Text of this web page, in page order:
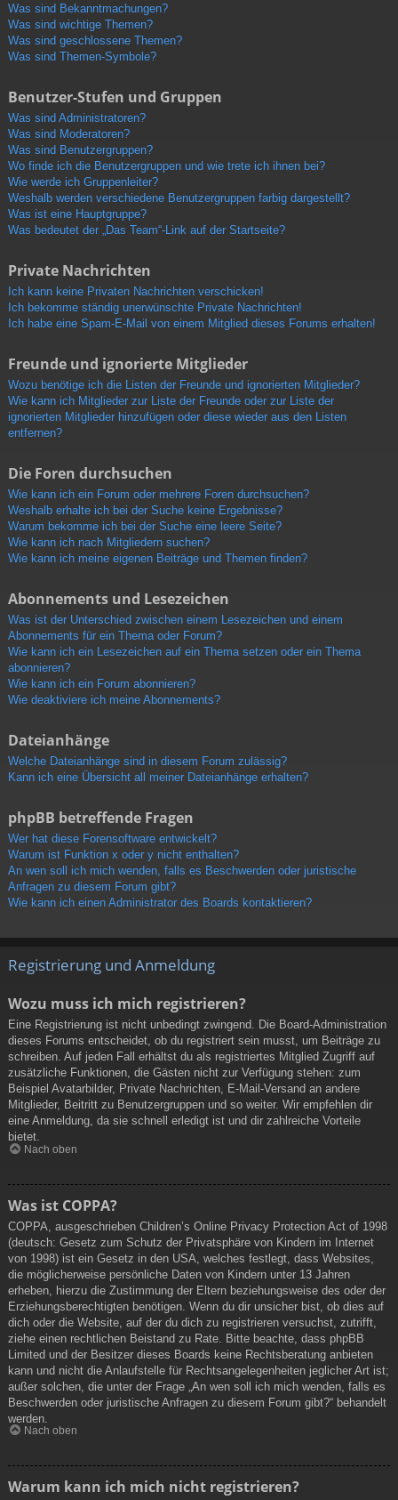
Was sind Bekanntmachungen?
Was sind wichtige Themen?
Was sind geschlossene Themen?
Was sind Themen-Symbole?
Benutzer-Stufen und Gruppen
Was sind Administratoren?
Was sind Moderatoren?
Was sind Benutzergruppen?
Wo finde ich die Benutzergruppen und wie trete ich ihnen bei?
Wie werde ich Gruppenleiter?
Weshalb werden verschiedene Benutzergruppen farbig dargestellt?
Was ist eine Hauptgruppe?
Was bedeutet der „Das Team“-Link auf der Startseite?
Private Nachrichten
Ich kann keine Privaten Nachrichten verschicken!
Ich bekomme ständig unerwünschte Private Nachrichten!
Ich habe eine Spam-E-Mail von einem Mitglied dieses Forums erhalten!
Freunde und ignorierte Mitglieder
Wozu benötige ich die Listen der Freunde und ignorierten Mitglieder?
Wie kann ich Mitglieder zur Liste der Freunde oder zur Liste der
ignorierten Mitglieder hinzufügen oder diese wieder aus den Listen
entfernen?
Die Foren durchsuchen
Wie kann ich ein Forum oder mehrere Foren durchsuchen?
Weshalb erhalte ich bei der Suche keine Ergebnisse?
Warum bekomme ich bei der Suche eine leere Seite?
Wie kann ich nach Mitgliedern suchen?
Wie kann ich meine eigenen Beiträge und Themen finden?
Abonnements und Lesezeichen
Was ist der Unterschied zwischen einem Lesezeichen und einem
Abonnements für ein Thema oder Forum?
Wie kann ich ein Lesezeichen auf ein Thema setzen oder ein Thema
abonnieren?
Wie kann ich ein Forum abonnieren?
Wie deaktiviere ich meine Abonnements?
Dateianhänge
Welche Dateianhänge sind in diesem Forum zulässig?
Kann ich eine Übersicht all meiner Dateianhänge erhalten?
phpBB betreffende Fragen
Wer hat diese Forensoftware entwickelt?
Warum ist Funktion x oder y nicht enthalten?
An wen soll ich mich wenden, falls es Beschwerden oder juristische
Anfragen zu diesem Forum gibt?
Wie kann ich einen Administrator des Boards kontaktieren?
Registrierung und Anmeldung
Wozu muss ich mich registrieren?
Eine Registrierung ist nicht unbedingt zwingend. Die Board-Administration
dieses Forums entscheidet, ob du registriert sein musst, um Beiträge zu
schreiben. Auf jeden Fall erhältst du als registriertes Mitglied Zugriff auf
zusätzliche Funktionen, die Gästen nicht zur Verfügung stehen: zum
Beispiel Avatarbilder, Private Nachrichten, E-Mail-Versand an andere
Mitglieder, Beitritt zu Benutzergruppen und so weiter. Wir empfehlen dir
eine Anmeldung, da sie schnell erledigt ist und dir zahlreiche Vorteile
bietet.
Nach oben
Was ist COPPA?
COPPA, ausgeschrieben Children’s Online Privacy Protection Act of 1998
(deutsch: Gesetz zum Schutz der Privatsphäre von Kindern im Internet
von 1998) ist ein Gesetz in den USA, welches festlegt, dass Websites,
die möglicherweise persönliche Daten von Kindern unter 13 Jahren
erheben, hierzu die Zustimmung der Eltern beziehungsweise des oder der
Erziehungsberechtigten benötigen. Wenn du dir unsicher bist, ob dies auf
dich oder die Website, auf der du dich zu registrieren versuchst, zutrifft,
ziehe einen rechtlichen Beistand zu Rate. Bitte beachte, dass phpBB
Limited und der Besitzer dieses Boards keine Rechtsberatung anbieten
kann und nicht die Anlaufstelle für Rechtsangelegenheiten jeglicher Art ist;
außer solchen, die unter der Frage „An wen soll ich mich wenden, falls es
Beschwerden oder juristische Anfragen zu diesem Forum gibt?“ behandelt
werden.
Nach oben
Warum kann ich mich nicht registrieren?